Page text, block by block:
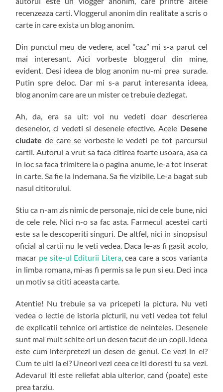
recenzeaza carti. Vloggerul anonim din realitate a scris o
carte in care exista un blog anonim.
Din punctul meu de vedere, acel “caz” mi s-a parut cel
mai interesant. Aici vorbeste bloggerul din mine,
evident. Desi ideea de blog anonim nu-mi prea surade.
Putin spre deloc. Dar mi s-a parut interesanta ideea,
blog anonim care are un mister ce trebuie dezlegat.
Ah, da, era sa uit: voi nu vedeti doar descrierea
desenelor, ci vedeti si desenele efective. Acele Desene
ciudate de care se vorbeste le vedeti pe tot parcursul
cartii. Autorul a vrut sa faca citirea foarte usoara, asa ca
in loc sa faca trimitere la o pagina anume, le-a tot inserat
in carte. Sa fie la indemana. Sa fie vizibile. Le-a bagat sub
nasul cititorului.
Stiu ca n-am zis nimic de personaje, nici de cele bune, nici
de cele rele. Nici n-o sa fac asta. Farmecul acestei carti
este sa le descoperiti singuri. De altfel, nici in sinopsisul
oficial al cartii nu le veti vedea. Daca le-as fi gasit acolo,
macar pe site-ul Editurii Litera, cea care a scos varianta
in limba romana, mi-as fi permis sa le pun si eu. Deci inca
un motiv sa cititi aceasta carte.
Atentie! Nu trebuie sa va pricepeti la pictura. Nu veti
vedea o lectie de istoria picturii, nu veti vedea tot felul
de explicatii tehnice ori artistice de neinteles. Desenele
sunt mai mult schite ori un desen facut de un copil. Ideea
este cum interpretezi un desen de genul. Ce vezi in el?
Cum te uiti la el? Uneori vezi ceea ce iti doresti tu sa vezi.
Adevarul iti este reliefat abia ulterior, cand (poate) este
prea tarziu.